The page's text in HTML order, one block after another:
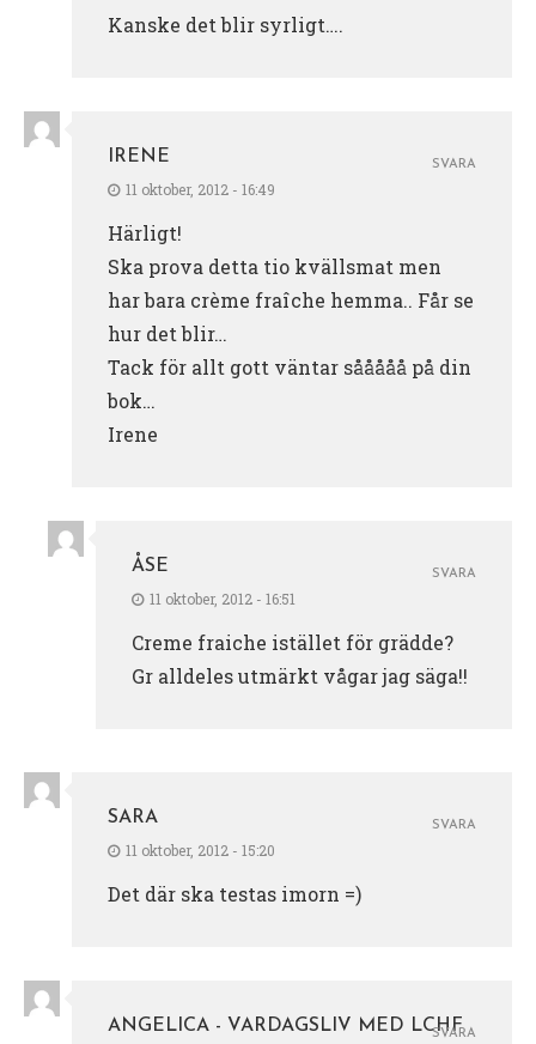
Kanske det blir syrligt….
IRENE
11 oktober, 2012 - 16:49
Härligt!
Ska prova detta tio kvällsmat men
har bara crème fraîche hemma.. Får se
hur det blir…
Tack för allt gott väntar sååååå på din
bok…
Irene
SVARA
ÅSE
11 oktober, 2012 - 16:51
Creme fraiche istället för grädde?
Gr alldeles utmärkt vågar jag säga!!
SVARA
SARA
11 oktober, 2012 - 15:20
Det där ska testas imorn =)
SVARA
ANGELICA - VARDAGSLIV MED LCHF
SVARA